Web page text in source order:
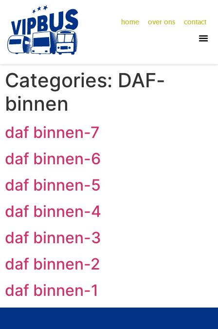
home over ons contact
Categories: DAF-
binnen
daf binnen-7
daf binnen-6
daf binnen-5
daf binnen-4
daf binnen-3
daf binnen-2
daf binnen-1